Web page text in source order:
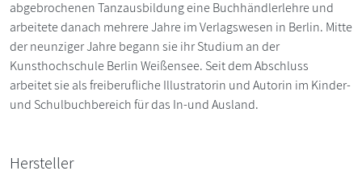
abgebrochenen Tanzausbildung eine Buchhändlerlehre und
arbeitete danach mehrere Jahre im Verlagswesen in Berlin. Mitte
der neunziger Jahre begann sie ihr Studium an der
Kunsthochschule Berlin Weißensee. Seit dem Abschluss
arbeitet sie als freiberufliche Illustratorin und Autorin im Kinder-
und Schulbuchbereich für das In-und Ausland.
Hersteller